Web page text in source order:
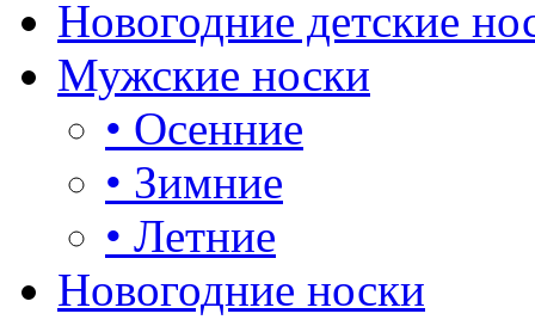
Новогодние детские
Мужские носки
• Осенние
• Зимние
• Летние
Новогодние носки